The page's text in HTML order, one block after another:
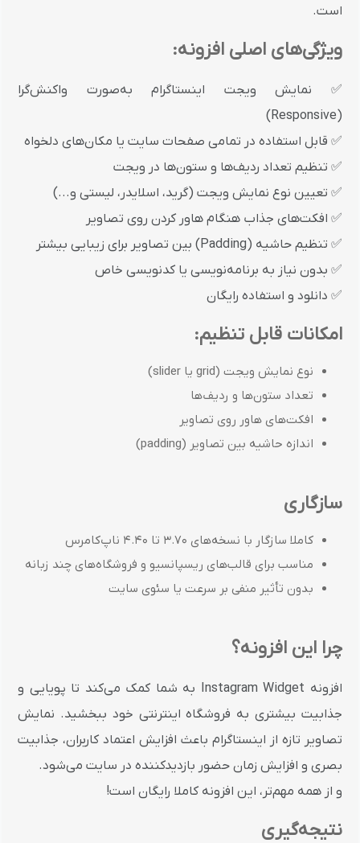
است.
ویژگی‌های اصلی افزونه:
✅ نمایش ویجت اینستاگرام به‌صورت واکنش‌گرا
(Responsive)
✅ قابل استفاده در تمامی صفحات سایت یا مکان‌های دلخواه
✅ تنظیم تعداد ردیف‌ها و ستون‌ها در ویجت
✅ تعیین نوع نمایش ویجت (گرید، اسلایدر، لیستی و...)
✅ افکت‌های جذاب هنگام هاور کردن روی تصاویر
✅ تنظیم حاشیه (Padding) بین تصاویر برای زیبایی بیشتر
✅ بدون نیاز به برنامه‌نویسی یا کدنویسی خاص
✅ دانلود و استفاده رایگان
امکانات قابل تنظیم:
نوع نمایش ویجت (grid یا slider)
تعداد ستون‌ها و ردیف‌ها
افکت‌های هاور روی تصاویر
اندازه حاشیه بین تصاویر (padding)
سازگاری
کاملا سازگار با نسخه‌های 3.70 تا 4.40 ناپ‌کامرس
مناسب برای قالب‌های ریسپانسیو و فروشگاه‌های چند زبانه
بدون تأثیر منفی بر سرعت یا سئوی سایت
چرا این افزونه؟
افزونه Instagram Widget به شما کمک می‌کند تا پویایی و
جذابیت بیشتری به فروشگاه اینترنتی خود ببخشید. نمایش
تصاویر تازه از اینستاگرام باعث افزایش اعتماد کاربران، جذابیت
بصری و افزایش زمان حضور بازدیدکننده در سایت می‌شود.
و از همه مهم‌تر، این افزونه کاملا رایگان است!
نتیجه‌گیری